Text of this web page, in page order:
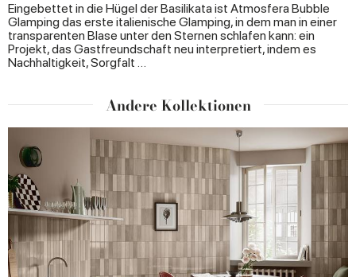
Eingebettet in die Hügel der Basilikata ist Atmosfera Bubble
Glamping das erste italienische Glamping, in dem man in einer
transparenten Blase unter den Sternen schlafen kann: ein
Projekt, das Gastfreundschaft neu interpretiert, indem es
Nachhaltigkeit, Sorgfalt …
Andere Kollektionen